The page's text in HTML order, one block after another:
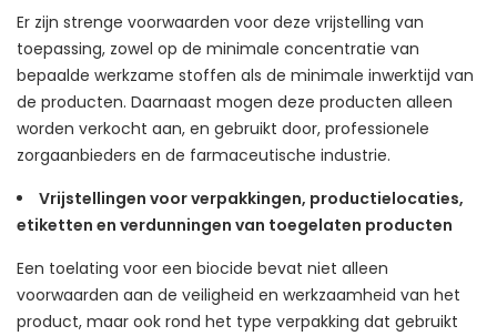
Er zijn strenge voorwaarden voor deze vrijstelling van
toepassing, zowel op de minimale concentratie van
bepaalde werkzame stoffen als de minimale inwerktijd van
de producten. Daarnaast mogen deze producten alleen
worden verkocht aan, en gebruikt door, professionele
zorgaanbieders en de farmaceutische industrie.
Vrijstellingen voor verpakkingen, productielocaties,
etiketten en verdunningen van toegelaten producten
Een toelating voor een biocide bevat niet alleen
voorwaarden aan de veiligheid en werkzaamheid van het
product, maar ook rond het type verpakking dat gebruikt